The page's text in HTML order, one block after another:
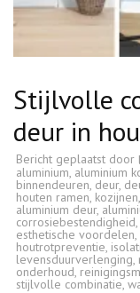
Stijlvolle
deur in
Bericht geplaatst door
aluminium, aluminium
binnendeuren, deur,
houten ramen, kozijnen,
aluminium deur,
corrosiebestendigheid,
esthetische voordelen,
houtrotpreventie,
levensduurverlenging,
onderhoud,
stijlvolle combinatie,